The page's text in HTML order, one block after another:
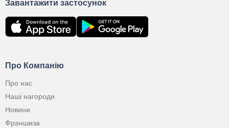
Про Компанію
Про нас
Наші нагороди
Новини
Франшиза
Завантажити застосунок